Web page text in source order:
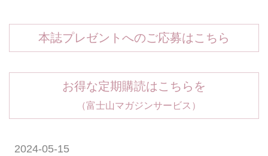
本誌プレゼントへのご応募はこちら
お得な定期購読はこちらを
（富士山マガジンサービス）
2024-05-15